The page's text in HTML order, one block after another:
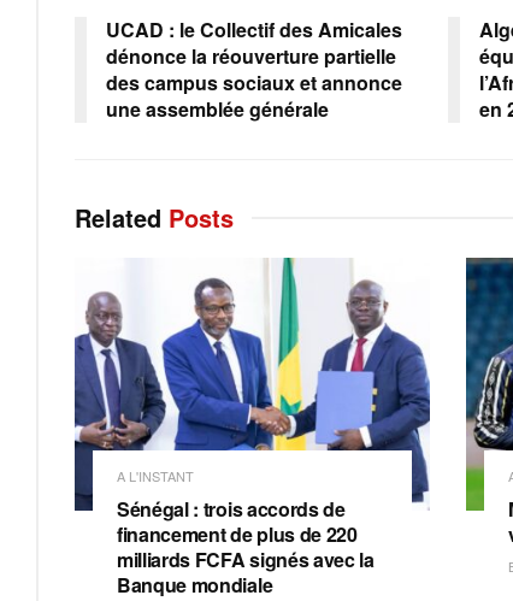
UCAD : le Collectif des Amicales
dénonce la réouverture partielle
des campus sociaux et annonce
une assemblée générale
en
Related Posts
A L'INSTANT
Sénégal : trois accords de
financement de plus de 220
milliards FCFA signés avec la
Banque mondiale